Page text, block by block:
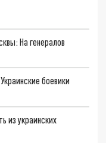
На генералов
боевики
из украинских